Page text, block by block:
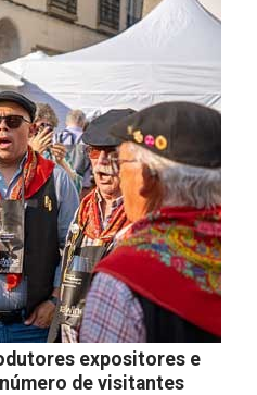
expositores e
de visitantes